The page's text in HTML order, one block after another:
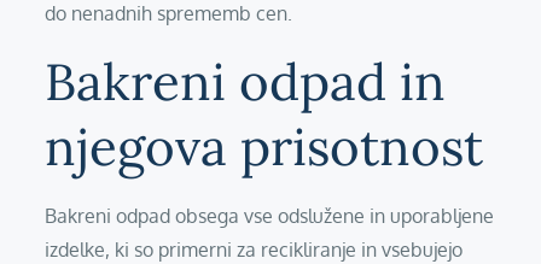
do nenadnih sprememb cen.
Bakreni odpad in
njegova prisotnost
Bakreni odpad obsega vse odslužene in uporabljene
izdelke, ki so primerni za recikliranje in vsebujejo